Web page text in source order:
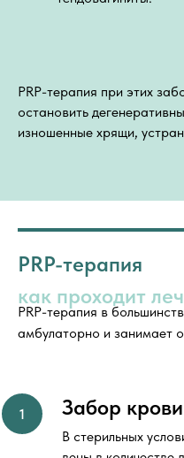
PRP-терапия при этих
остановить
изношенные хрящи,
PRP-терапия
как проходит
PRP-терапия в
амбулаторно и занимает
Забор крови
В стерильных